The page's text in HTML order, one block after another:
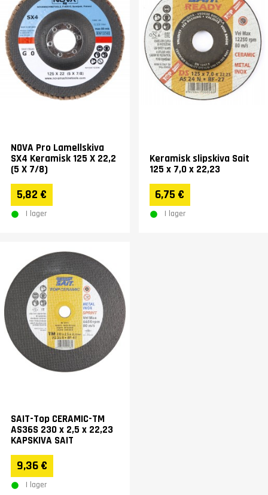
NOVA Pro Lamellskiva
SX4 Keramisk 125 X 22,2
(5 X 7/8)
5,82 €
I lager
Keramisk slipskiva Sait
125 x 7,0 x 22,23
6,75 €
I lager
SAIT-Top CERAMIC-TM
AS36S 230 x 2,5 x 22,23
KAPSKIVA SAIT
9,36 €
I lager